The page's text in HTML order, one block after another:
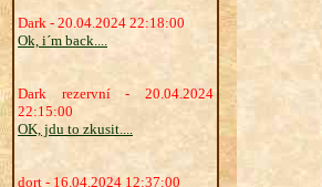
Dark - 20.04.2024 22:18:00
Ok, i´m back....
Dark rezervní - 20.04.2024
22:15:00
OK, jdu to zkusit....
dort - 16.04.2024 12:37:00